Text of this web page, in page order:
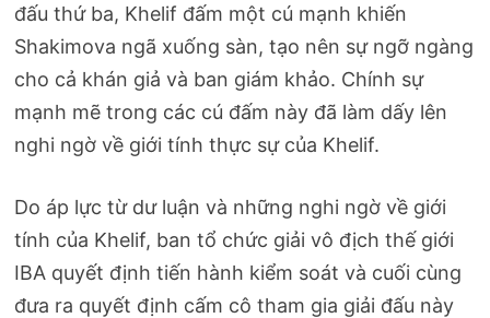
đấu thứ ba, Khelif đấm một cú mạnh khiến
Shakimova ngã xuống sàn, tạo nên sự ngỡ ngàng
cho cả khán giả và ban giám khảo. Chính sự
mạnh mẽ trong các cú đấm này đã làm dấy lên
nghi ngờ về giới tính thực sự của Khelif.
Do áp lực từ dư luận và những nghi ngờ về giới
tính của Khelif, ban tổ chức giải vô địch thế giới
IBA quyết định tiến hành kiểm soát và cuối cùng
đưa ra quyết định cấm cô tham gia giải đấu này